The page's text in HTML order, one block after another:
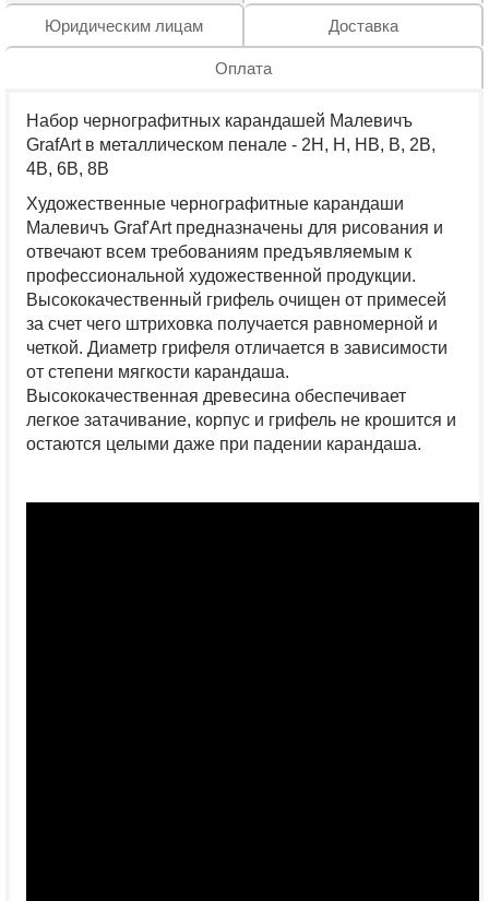
Юридическим лицам Доставка
Оплата
Набор чернографитных карандашей Малевичъ
GrafArt в металлическом пенале - 2H, H, HB, B, 2B,
4B, 6B, 8B
Художественные чернографитные карандаши
Малевичъ Graf'Art предназначены для рисования и
отвечают всем требованиям предъявляемым к
профессиональной художественной продукции.
Высококачественный грифель очищен от примесей
за счет чего штриховка получается равномерной и
четкой. Диаметр грифеля отличается в зависимости
от степени мягкости карандаша.
Высококачественная древесина обеспечивает
легкое затачивание, корпус и грифель не крошится и
остаются целыми даже при падении карандаша.